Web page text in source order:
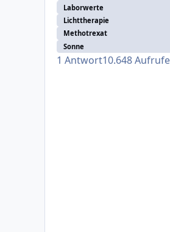
Laborwerte
Lichttherapie
Methotrexat
Sonne
1 Antwort10.648Aufrufe